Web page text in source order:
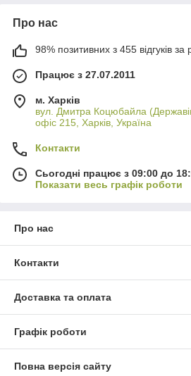
Про нас
98% позитивних з 455 відгуків за
Працює з 27.07.2011
м. Харків
вул. Дмитра Коцюбайла
офіс 215, Харків, Україна
Контакти
Сьогодні працює з 09:00 до
Показати весь графік роботи
Про нас
Контакти
Доставка та оплата
Графік роботи
Повна версія сайту